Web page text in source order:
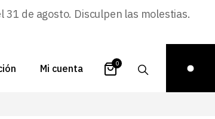
de agosto. Disculpen las molestias.
Mi cuenta 0